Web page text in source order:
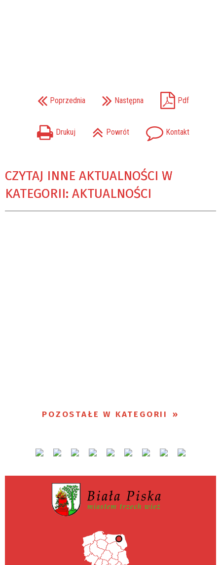
Poprzednia Następna Pdf
Drukuj Powrót Kontakt
CZYTAJ INNE AKTUALNOŚCI W
KATEGORII: AKTUALNOŚCI
POZOSTAŁE W KATEGORII